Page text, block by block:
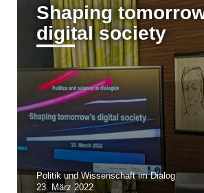
Shaping
digital society
Politik und Wissenschaft im Dialog
23. März 2022